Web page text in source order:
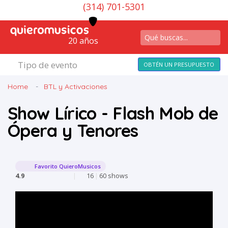
(314) 701-5301
20 años
Tipo de evento OBTÉN UN PRESUPUESTO
Home BTL y Activaciones
Show Lírico - Flash Mob de
Ópera y Tenores
Favorito QuieroMusicos
4.9 | 16 | 60 shows